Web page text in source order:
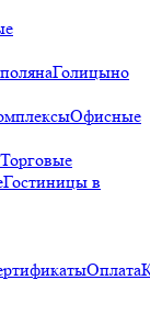
Голицыно
Офисные
Торговые
Гостиницы в
Оплата